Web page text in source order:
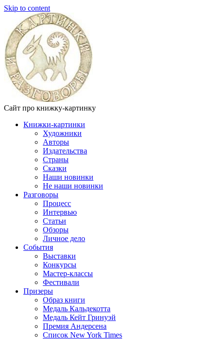
Skip to content
Сайт про книжку-картинку
Книжки-картинки
Художники
Авторы
Издательства
Страны
Сказки
Наши новинки
Не наши новинки
Разговоры
Процесс
Интервью
Статьи
Обзоры
Личное дело
События
Выставки
Конкурсы
Мастер-классы
Фестивали
Призеры
Образ книги
Медаль Кальдекотта
Медаль Кейт Гринуэй
Премия Андерсена
Список New York Times